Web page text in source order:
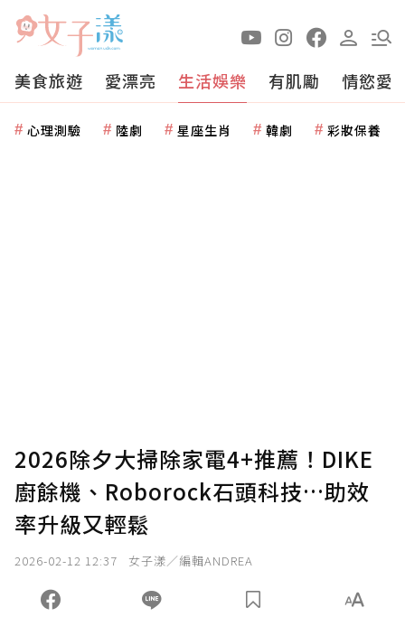
美食旅遊 愛漂亮 生活娛樂 有肌勵 情慾愛
心理測驗 陸劇 星座生肖 韓劇 彩妝保養
2026除夕大掃除家電4+推薦！DIKE
廚餘機、Roborock石頭科技…助效
率升級又輕鬆
2026-02-12 12:37 女子漾／編輯ANDREA